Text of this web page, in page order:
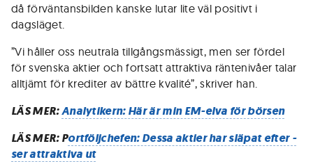
då förväntansbilden kanske lutar lite väl positivt i
dagsläget.
”Vi håller oss neutrala tillgångsmässigt, men ser fördel
för svenska aktier och fortsatt attraktiva räntenivåer talar
alltjämt för krediter av bättre kvalité”, skriver han.
LÄS MER:Analytikern: Här är min EM-elva för börsen
LÄS MER: Portföljchefen: Dessa aktier har släpat efter -
ser attraktiva ut